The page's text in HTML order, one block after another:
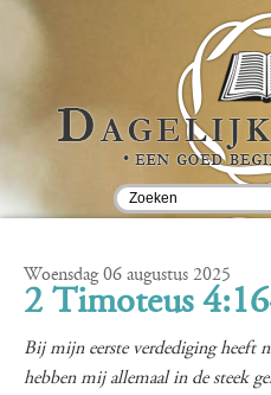
Woensdag 06 augustus 2025
2 Timoteus
Bij mijn eerste verdediging heeft
hebben mij allemaal in de steek